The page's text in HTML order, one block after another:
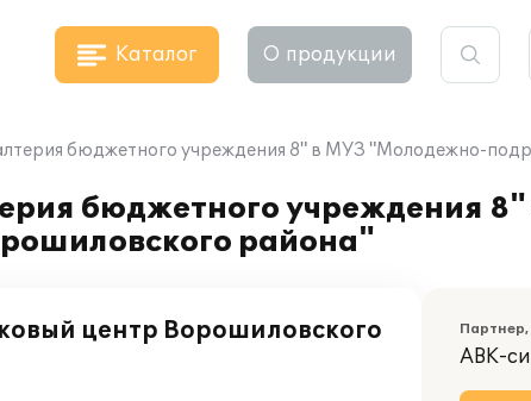
Каталог О продукции
бюджетного учреждения 8" в МУЗ "Молодежно-
бюджетного учреждения
района"
центр Ворошиловского
АВК-